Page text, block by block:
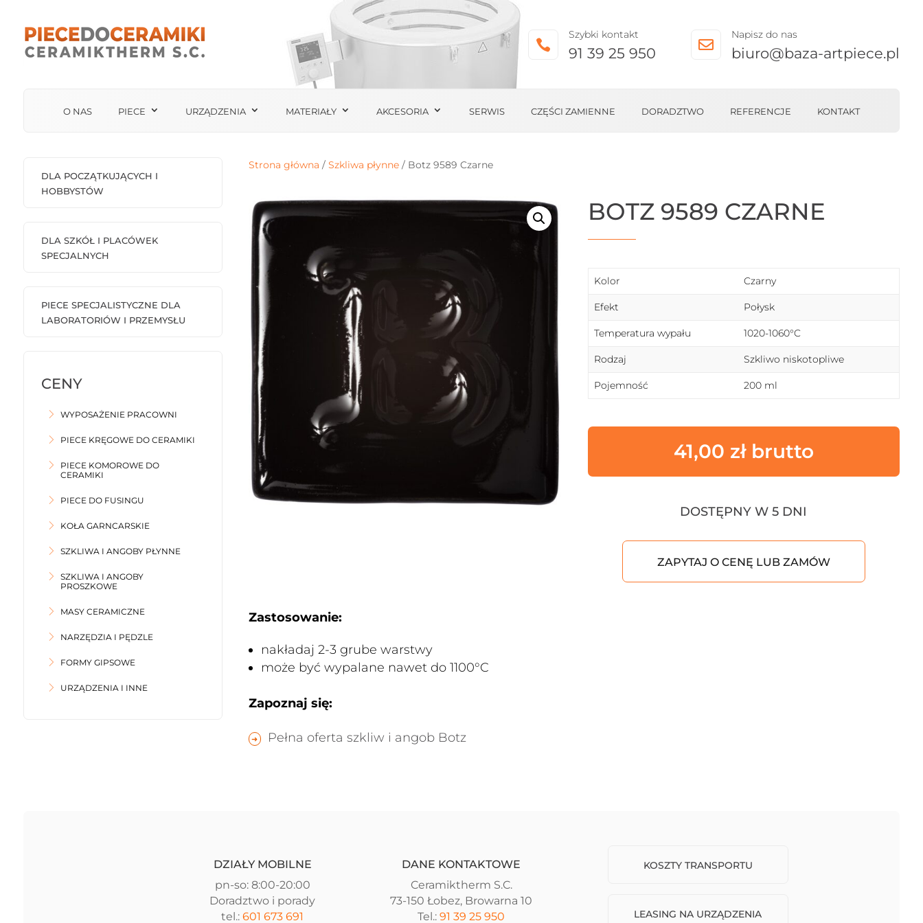

Szybki kontakt
91 39 25 950 
Napisz do nas
biuro@baza-artpiece.pl
O NAS PIECE URZĄDZENIA MATERIAŁY AKCESORIA SERWIS CZĘŚCI ZAMIENNE DORADZTWO REFERENCJE KONTAKT
DLA POCZĄTKUJĄCYCH I
HOBBYSTÓW
DLA SZKÓŁ I PLACÓWEK
SPECJALNYCH
PIECE SPECJALISTYCZNE DLA
LABORATORIÓW I PRZEMYSŁU
WYPOSAŻENIE PRACOWNI
PIECE KRĘGOWE DO CERAMIKI
PIECE KOMOROWE DO
CERAMIKI
PIECE DO FUSINGU
KOŁA GARNCARSKIE
SZKLIWA I ANGOBY PŁYNNE
SZKLIWA I ANGOBY
PROSZKOWE
MASY CERAMICZNE
NARZĘDZIA I PĘDZLE
FORMY GIPSOWE
URZĄDZENIA I INNE
Strona główna /Szkliwa płynne / Botz 9589 Czarne
BOTZ 9589 CZARNE
Kolor Czarny
Efekt Połysk
Temperatura wypału 1020-1060°C
Rodzaj Szkliwo niskotopliwe
Pojemność 200 ml
41,00 zł
DOSTĘPNY W 5 DNI
ZAPYTAJ O CENĘ LUB ZAMÓW
Zastosowanie:
nakładaj 2-3 grube warstwy
może być wypalane nawet do 1100°C
Zapoznaj się:
Pełna oferta szkliw i angob Botz
DZIAŁY MOBILNE
pn-so: 8:00-20:00
Doradztwo i porady
tel.:601 673 691
DANE KONTAKTOWE
Ceramiktherm S.C.
73-150 Łobez, Browarna 10
Tel.:91 39 25 950
KOSZTY TRANSPORTU
LEASING NA URZĄDZENIA